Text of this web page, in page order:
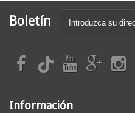
Boletín
Información